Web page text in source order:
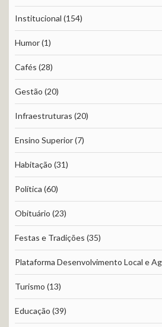
Institucional (154)
Humor(1)
Cafés (28)
Gestão (20)
Infraestruturas (20)
Ensino Superior(7)
Habitação (31)
Política (60)
Obituário (23)
Festas e Tradições (35)
Plataforma Desenvolvimento Local e
Turismo (13)
Educação (39)